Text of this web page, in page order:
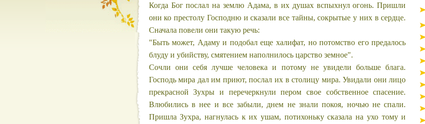
Когда Бог послал на землю Адама, в их душах вспыхнул огонь. Пришли
они ко престолу Господню и сказали все тайны, сокрытые у них в сердце.
Сначала повели они такую речь:
"Быть может, Адаму и подобал еще халифат, но потомство его предалось
блуду и убийству, смятением наполнилось царство земное".
Сочли они себя лучше человека и потому не увидели больше блага.
Господь мира дал им приют, послал их в столицу мира. Увидали они лицо
прекрасной Зухры и перечеркнули пером свое собственное спасение.
Влюбились в нее и все забыли, днем не знали покоя, ночью не спали.
Пришла Зухра, нагнулась к их ушам, потихоньку сказала на ухо тому и